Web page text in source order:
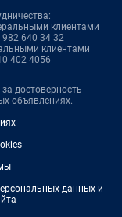
клиентами
982 640 34 32
клиентами
402 4056
достоверность
объявлениях.
данных и